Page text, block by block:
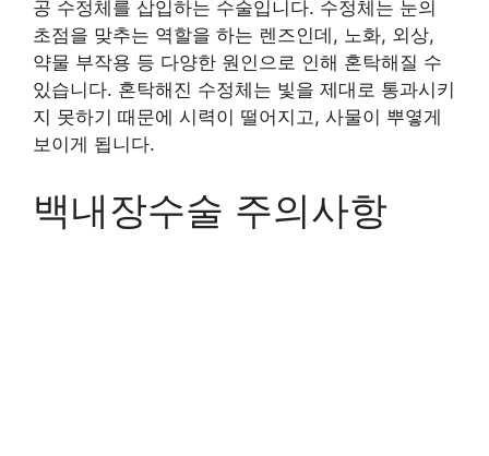
공 수정체를 삽입하는 수술입니다. 수정체는 눈의
초점을 맞추는 역할을 하는 렌즈인데, 노화, 외상,
약물 부작용 등 다양한 원인으로 인해 혼탁해질 수
있습니다. 혼탁해진 수정체는 빛을 제대로 통과시키
지 못하기 때문에 시력이 떨어지고, 사물이 뿌옇게
보이게 됩니다.
백내장수술 주의사항